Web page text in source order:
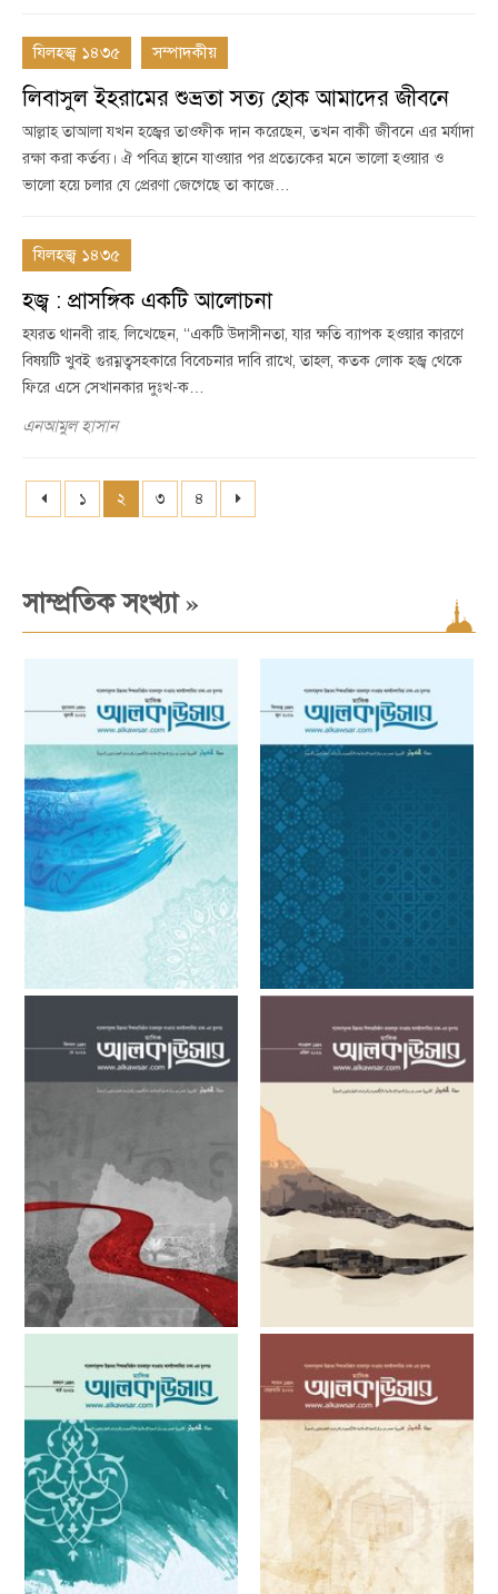
যিলহজ্ব ১৪৩৫ সম্পাদকীয়
লিবাসুল ইহরামের শুভ্রতা সত্য হোক আমাদের জীবনে
আল্লাহ তাআলা যখন হজ্বের তাওফীক দান করেছেন, তখন বাকী জীবনে এর মর্যাদা
রক্ষা করা কর্তব্য। ঐ পবিত্র স্থানে যাওয়ার পর প্রত্যেকের মনে ভালো হওয়ার ও
ভালো হয়ে চলার যে প্রেরণা জেগেছে তা কাজে…
যিলহজ্ব ১৪৩৫
হজ্ব : প্রাসঙ্গিক একটি আলোচনা
হযরত থানবী রাহ. লিখেছেন, ‘‘একটি উদাসীনতা, যার ক্ষতি ব্যাপক হওয়ার কারণে
বিষয়টি খুবই গুরম্নত্বসহকারে বিবেচনার দাবি রাখে, তাহল, কতক লোক হজ্ব থেকে
ফিরে এসে সেখানকার দুঃখ-ক…
এনআমুল হাসান
১ ২ ৩ ৪
সাম্প্রতিক সংখ্যা»